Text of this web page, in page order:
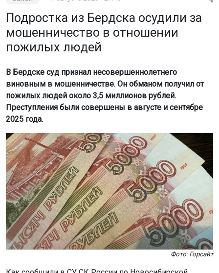
Подростка из Бердска осудили за
мошенничество в отношении
пожилых людей
В Бердске суд признал несовершеннолетнего
виновным в мошенничестве. Он обманом получил от
пожилых людей около 3,5 миллионов рублей.
Преступления были совершены в августе и сентябре
2025 года.
Фото: Горсайт